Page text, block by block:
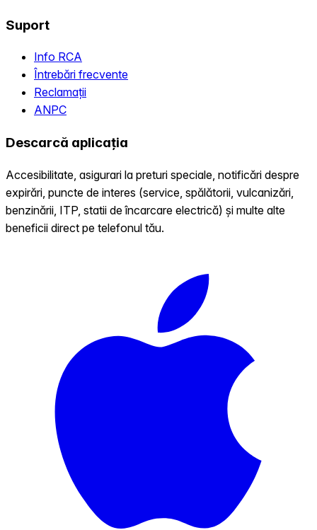
Suport
Info RCA
Întrebări frecvente
Reclamații
ANPC
Descarcă aplicația
Accesibilitate, asigurari la preturi speciale, notificări despre
expirări, puncte de interes (service, spălătorii, vulcanizări,
benzinării, ITP, statii de încarcare electrică) și multe alte
beneficii direct pe telefonul tău.